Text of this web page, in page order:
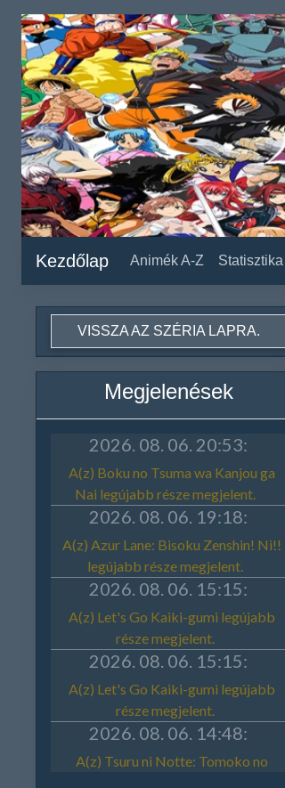
Kezdőlap Animék A-Z Statisztika
VISSZA AZ SZÉRIA LAPRA.
Megjelenések